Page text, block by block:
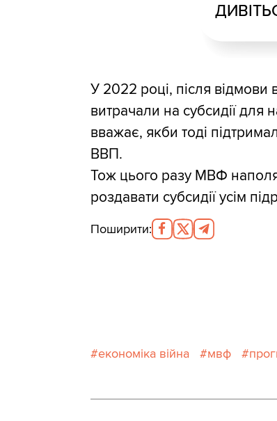
У 2022 році, після відмови
витрачали на субсидії
вважає, якби тоді
ВВП.
Тож цього разу МВФ
роздавати субсидії усім
Поширити:
економіка війна мвф